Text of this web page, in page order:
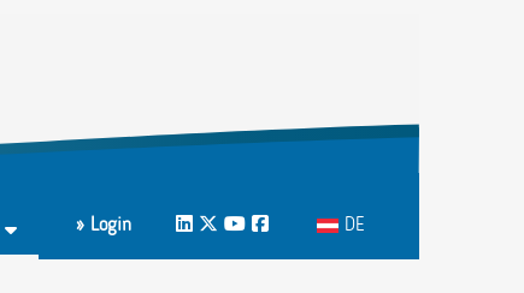
LinkedIn
Twitter
Youtube
Facebook
» Login
Sprache auswählen
DE